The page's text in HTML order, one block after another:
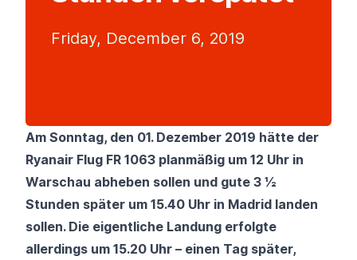
Friday, December 6, 2019
Am Sonntag, den 01. Dezember 2019 hätte der
Ryanair Flug FR 1063 planmäßig um 12 Uhr in
Warschau abheben sollen und gute 3 ½
Stunden später um 15.40 Uhr in Madrid landen
sollen. Die eigentliche Landung erfolgte
allerdings um 15.20 Uhr – einen Tag später,